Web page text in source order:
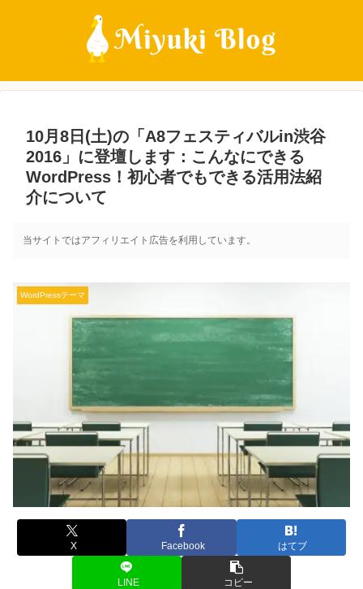
10月8日(土)の「A8フェスティバルin渋谷
2016」に登壇します：こんなにできる
WordPress！初心者でもできる活用法紹
介について
当サイトではアフィリエイト広告を利用しています。
WordPressテーマ
X Facebook はてブ
LINE コピー